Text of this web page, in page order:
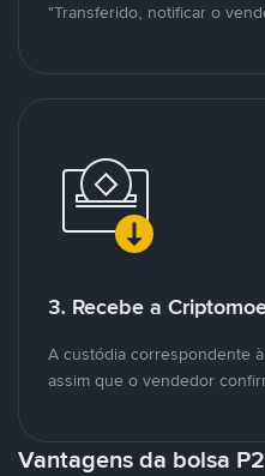
"Transferido, notificar o
3. Recebe a
A custódia correspondente
assim que o vendedor
Vantagens da bolsa